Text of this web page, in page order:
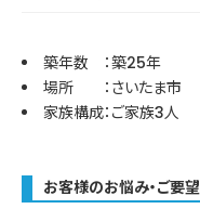
築年数 ：築25年
場所 ：さいたま市
家族構成：ご家族3人
お客様のお悩み・ご要望